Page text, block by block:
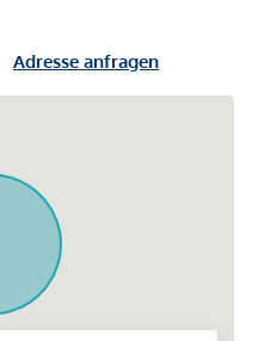
Adresse anfragen